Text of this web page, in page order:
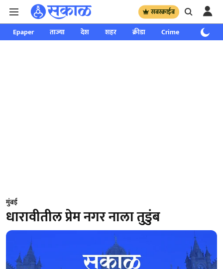
सबस्क्राईब
Epaper ताज्या देश शहर क्रीडा Crime साप्ताहिक
मुंबई
धारावीतील प्रेम नगर नाला तुडुंब